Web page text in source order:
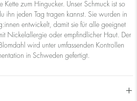
Kette zum Hingucker. Unser Schmuck ist so
ihn jeden Tag tragen kannst. Sie wurden in
entwickelt, damit sie für alle geeignet
Nickelallergie oder empfindlicher Haut. Der
wird unter umfassenden Kontrollen
in Schweden gefertigt.